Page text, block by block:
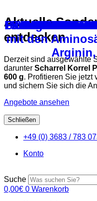
Aktuelle
entdecken
Derzeit sind ausgewählte
darunter Scharrel Korrel
600 g. Profitieren Sie jetzt
und sichern Sie sich die
Angebote ansehen
Schließen
Inhalt
+49 (0) 3683 / 783
Konto
Suche
0,00€ 0 Warenkorb
KlausKlaus
Teekontor
Teekontor
Stengel’sRöhnfried
Röhnfried
Röhnfried
mit den
PICO-
PICOLYT
Backs
Backs
BacksBacks
Backs
Backs
Backs
Backs